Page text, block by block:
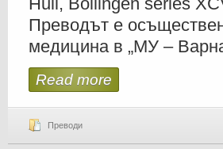
Преводът е
медицина в „МУ –
Read more
Преводи